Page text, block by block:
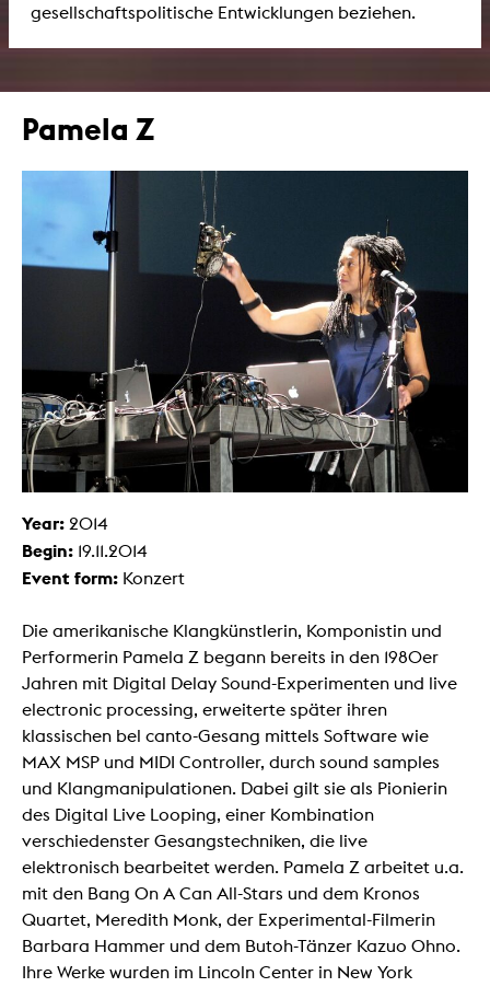
gesellschaftspolitische Entwicklungen beziehen.
Pamela Z
Year: 2014
Begin: 19.11.2014
Event form: Konzert
Die amerikanische Klangkünstlerin, Komponistin und
Performerin Pamela Z begann bereits in den 1980er
Jahren mit Digital Delay Sound-Experimenten und live
electronic processing, erweiterte später ihren
klassischen bel canto-Gesang mittels Software wie
MAX MSP und MIDI Controller, durch sound samples
und Klangmanipulationen. Dabei gilt sie als Pionierin
des Digital Live Looping, einer Kombination
verschiedenster Gesangstechniken, die live
elektronisch bearbeitet werden. Pamela Z arbeitet u.a.
mit den Bang On A Can All-Stars und dem Kronos
Quartet, Meredith Monk, der Experimental-Filmerin
Barbara Hammer und dem Butoh-Tänzer Kazuo Ohno.
Ihre Werke wurden im Lincoln Center in New York